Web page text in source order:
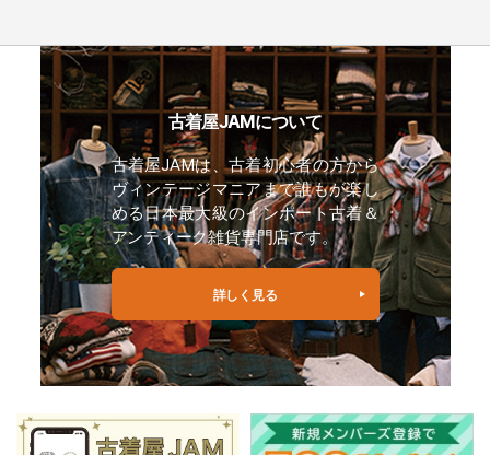
古着屋JAMについて
古着屋JAMは、古着初心者の方から
ヴィンテージマニアまで誰もが楽し
める日本最大級のインポート古着＆
アンティーク雑貨専門店です。
詳しく見る